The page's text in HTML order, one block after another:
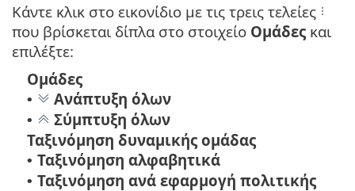
Κάντε κλικ στο εικονίδιο με τις τρεις τελείες
που βρίσκεται δίπλα στο στοιχείο Ομάδες και
επιλέξτε:
Ομάδες
• Ανάπτυξη όλων
•
Σύμπτυξη όλων
Ταξινόμηση δυναμικής ομάδας
• Ταξινόμηση αλφαβητικά
• Ταξινόμηση ανά εφαρμογή πολιτικής